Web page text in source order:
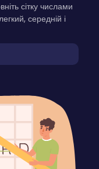
сітку числами
середній і